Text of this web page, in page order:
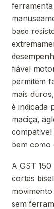
base
fiável
permitem
mais
é indicada
maciça,
compatível
bem como
A GST
cortes
sem